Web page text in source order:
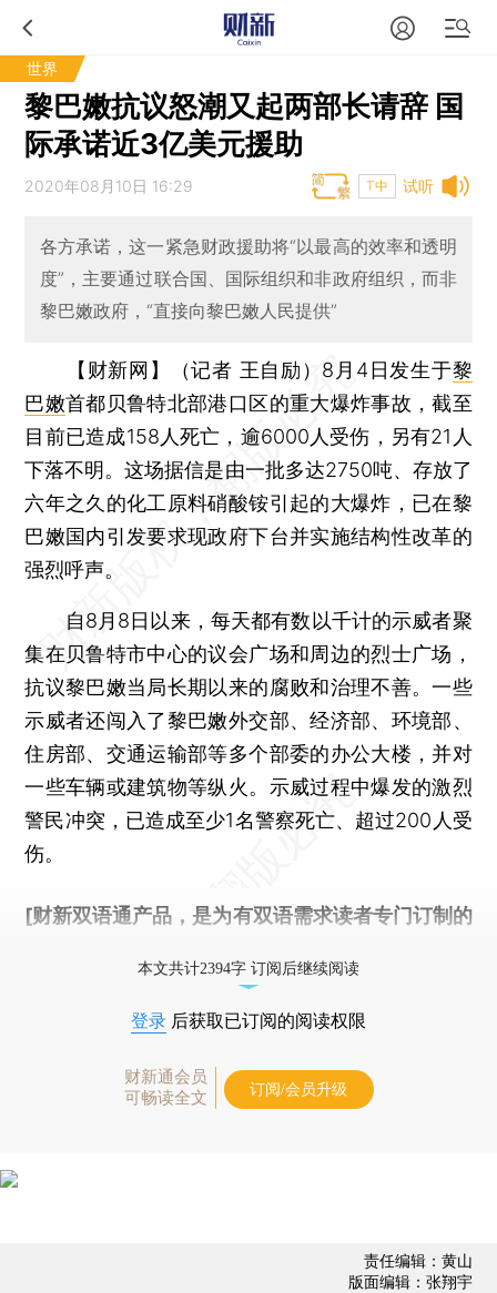
世界
黎巴嫩抗议怒潮又起两部长请辞 国
际承诺近3亿美元援助
试听
2020年08月10日 16:29 T中
各方承诺，这一紧急财政援助将“以最高的效率和透明
度”，主要通过联合国、国际组织和非政府组织，而非
黎巴嫩政府，“直接向黎巴嫩人民提供”
【财新网】（记者 王自励） 8月4日发生于黎
巴嫩首都贝鲁特北部港口区的重大爆炸事故，截至
目前已造成158人死亡，逾6000人受伤，另有21人
下落不明。这场据信是由一批多达2750吨、存放了
六年之久的化工原料硝酸铵引起的大爆炸，已在黎
巴嫩国内引发要求现政府下台并实施结构性改革的
强烈呼声。
自8月8日以来，每天都有数以千计的示威者聚
集在贝鲁特市中心的议会广场和周边的烈士广场，
抗议黎巴嫩当局长期以来的腐败和治理不善。一些
示威者还闯入了黎巴嫩外交部、经济部、环境部、
住房部、交通运输部等多个部委的办公大楼，并对
一些车辆或建筑物等纵火。示威过程中爆发的激烈
警民冲突，已造成至少1名警察死亡、超过200人受
伤。
[财新双语通产品，是为有双语需求读者专门订制的
本文共计2394字 订阅后继续阅读
登录 后获取已订阅的阅读权限
财新通会员
可畅读全文
订阅/会员升级
责任编辑：黄山
版面编辑：张翔宇